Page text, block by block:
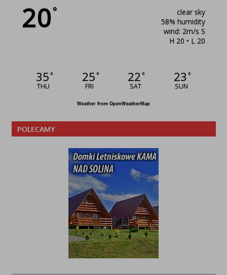
20°
clear sky
58% humidity
wind: 2m/s S
H 20 • L 20
35°
THU
25°
FRI
22°
SAT
23 °
SUN
Weather from OpenWeatherMap
POLECAMY